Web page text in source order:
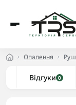
Опалення
Відгуки 0